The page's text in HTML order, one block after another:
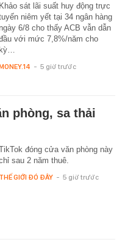
Khảo sát lãi suất huy động trực
niêm yết tại 34 ngân hàng
ngày 6/8 cho thấy ACB vẫn dẫn
với mức 7,8%/năm cho
kỳ…
- 5 giờ trước
phòng, sa thải
đóng cửa văn phòng này
sau 2 năm thuê.
THẾ GIỚI ĐÓ ĐÂY - 5 giờ trước